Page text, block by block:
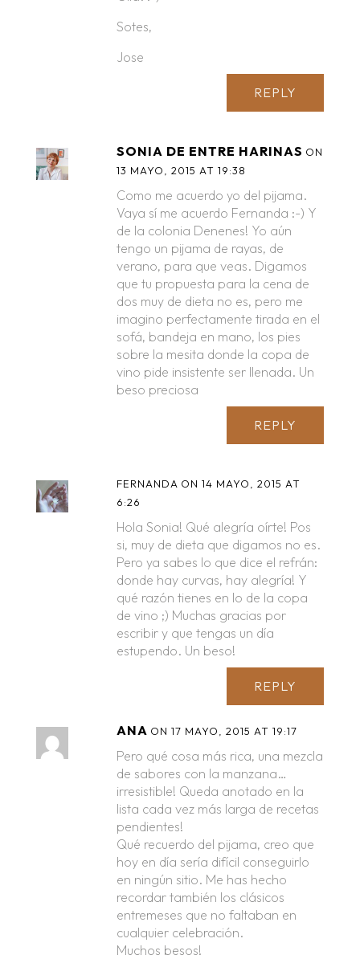
Sotes,
Jose
REPLY
SONIA DE ENTRE HARINAS ON
13 MAYO, 2015 AT 19:38
Como me acuerdo yo del pijama.
Vaya sí me acuerdo Fernanda :-) Y
de la colonia Denenes! Yo aún
tengo un pijama de rayas, de
verano, para que veas. Digamos
que tu propuesta para la cena de
dos muy de dieta no es, pero me
imagino perfectamente tirada en el
sofá, bandeja en mano, los pies
sobre la mesita donde la copa de
vino pide insistente ser llenada. Un
beso preciosa
REPLY
FERNANDA ON 14 MAYO, 2015 AT
6:26
Hola Sonia! Qué alegría oírte! Pos
si, muy de dieta que digamos no es.
Pero ya sabes lo que dice el refrán:
donde hay curvas, hay alegría! Y
qué razón tienes en lo de la copa
de vino ;) Muchas gracias por
escribir y que tengas un día
estupendo. Un beso!
REPLY
ANA ON 17 MAYO, 2015 AT 19:17
Pero qué cosa más rica, una mezcla
de sabores con la manzana…
irresistible! Queda anotado en la
lista cada vez más larga de recetas
pendientes!
Qué recuerdo del pijama, creo que
hoy en día sería difícil conseguirlo
en ningún sitio. Me has hecho
recordar también los clásicos
entremeses que no faltaban en
cualquier celebración.
Muchos besos!